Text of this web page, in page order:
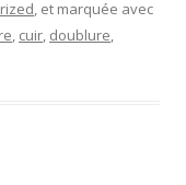
, et marquée avec
, cuir, doublure,